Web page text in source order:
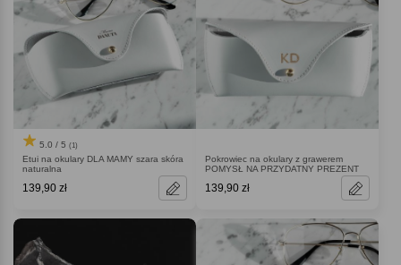
5.0 / 5 (1)
Etui na okulary DLA MAMY szara skóra
naturalna
139,90 zł
Pokrowiec na okulary z grawerem
POMYSŁ NA PRZYDATNY PREZENT
139,90 zł